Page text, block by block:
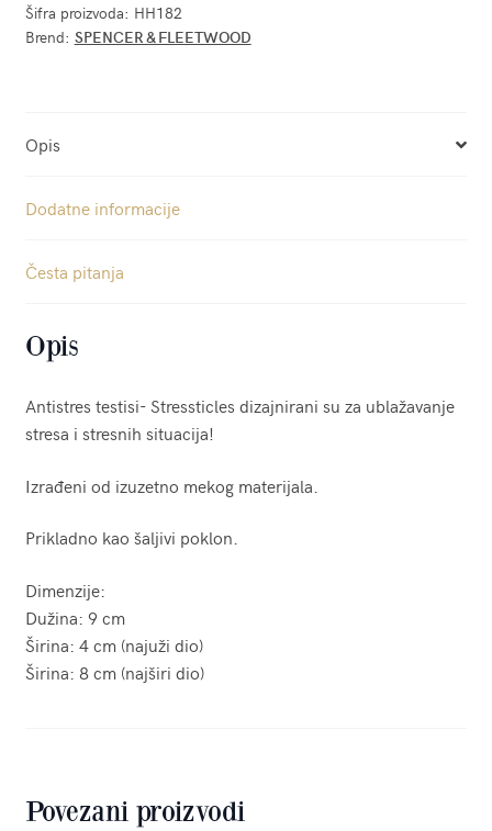
Šifra proizvoda: HH182
Brend: SPENCER & FLEETWOOD
Opis
Dodatne informacije
Česta pitanja
Opis
Antistres testisi- Stressticles dizajnirani su za ublažavanje
stresa i stresnih situacija!
Izrađeni od izuzetno mekog materijala.
Prikladno kao šaljivi poklon.
Dimenzije:
Dužina: 9 cm
Širina: 4 cm (najuži dio)
Širina: 8 cm (najširi dio)
Povezani proizvodi